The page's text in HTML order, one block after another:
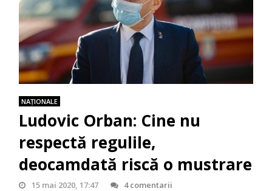
NAŢIONALE
Ludovic Orban: Cine nu
respectă regulile,
deocamdată riscă o mustrare
15 mai 2020, 17:47 4 comentarii